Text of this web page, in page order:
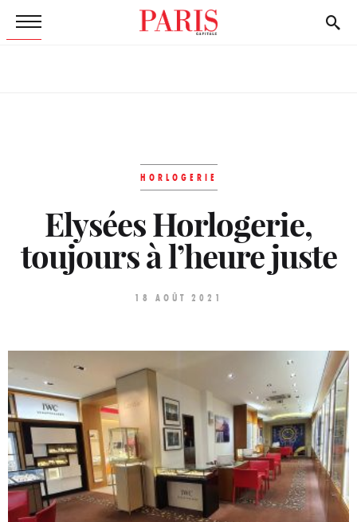
HORLOGERIE
Elysées Horlogerie,
toujours à l’heure juste
18 AOÛT 2021